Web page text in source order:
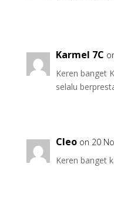
Karmel 7C
Keren banget
selalu
Cleo on 20
Keren banget